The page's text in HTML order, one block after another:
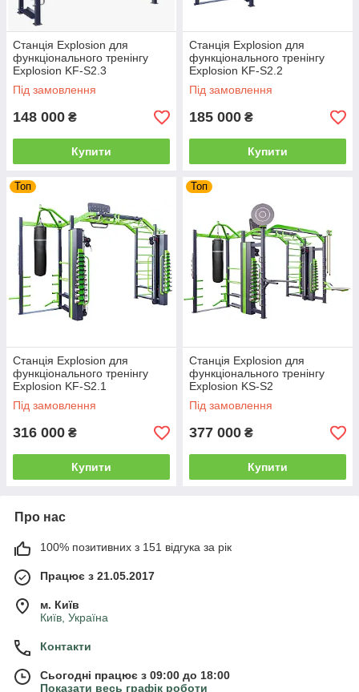
Станція Explosion для
функціонального тренінгу
Explosion KF-S2.3
Під замовлення
148 000 ₴
Купити
Станція Explosion для
функціонального тренінгу
Explosion KF-S2.2
Під замовлення
185 000 ₴
Купити
Топ
Станція Explosion для
функціонального тренінгу
Explosion KF-S2.1
Під замовлення
316 000 ₴
Купити
Топ
Станція Explosion для
функціонального тренінгу
Explosion KS-S2
Під замовлення
377 000 ₴
Купити
Про нас
100% позитивних з 151 відгука за рік
Працює з 21.05.2017
м. Київ
Київ, Україна
Контакти
Сьогодні працює з 09:00 до 18:00
Показати весь графік роботи